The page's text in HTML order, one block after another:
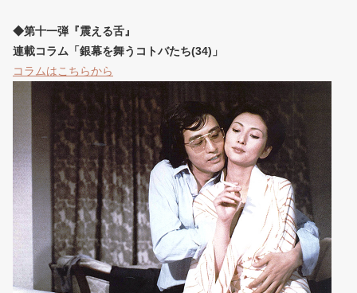
◆第十一弾『震える舌』
連載コラム「銀幕を舞うコトバたち(34)」
コラムはこちらから